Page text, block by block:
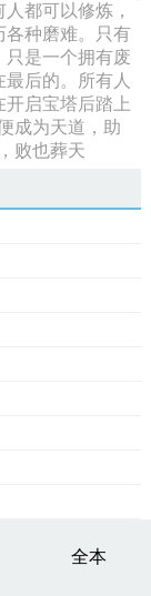
都可以修炼，
各种磨难。只有
只是一个拥有废
后的。所有人
启宝塔后踏上
成为天道，助
败也葬天
全本